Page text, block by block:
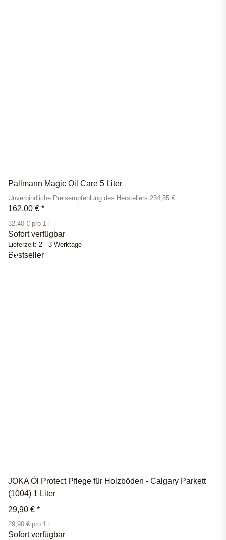
Pallmann Magic Oil Care 5 Liter
Unverbindliche Preisempfehlung des Herstellers 234,55 €
162,00 € *
32,40 € pro 1 l
Sofort verfügbar
Lieferzeit: 2 - 3 Werktage
Bestseller
JOKA Öl Protect Pflege für Holzböden - Calgary Parkett
(1004) 1 Liter
29,90 € *
29,90 € pro 1 l
Sofort verfügbar